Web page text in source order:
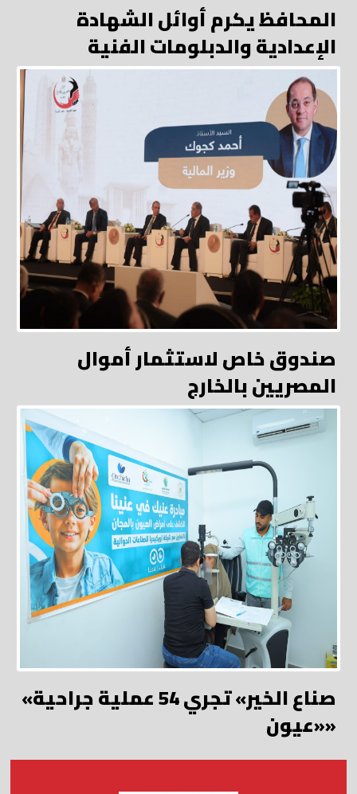
المحافظ يكرم أوائل الشهادة
الإعدادية والدبلومات الفنية
صندوق خاص لاستثمار أموال
المصريين بالخارج
«صناع الخير» تجري 54 عملية جراحية
«عيون»